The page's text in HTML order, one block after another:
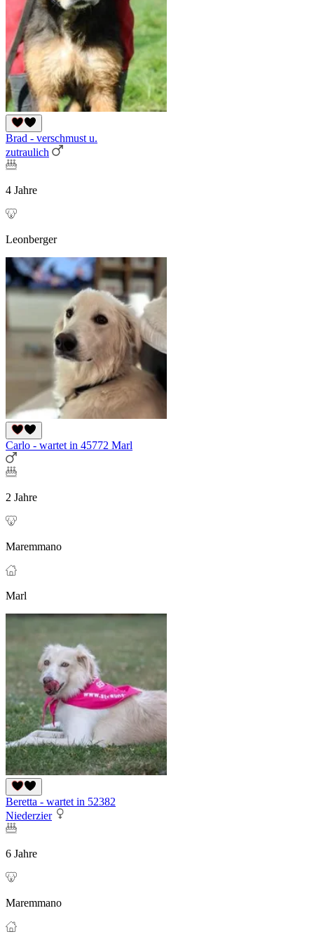
Brad - verschmust u.
zutraulich
4 Jahre
Leonberger
Carlo - wartet in 45772 Marl
2 Jahre
Maremmano
Marl
Beretta - wartet in 52382
Niederzier
6 Jahre
Maremmano